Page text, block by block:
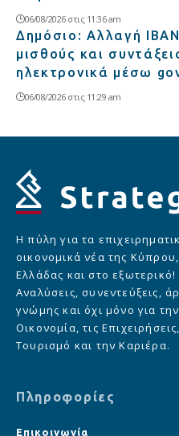
06/08/2026 στις 11:36 am
Δημόσιο: Αλλαγή
μισθούς και
ηλεκτρονικά μέσω
06/08/2026 στις 11:29 am
Η πύλη για τα
οικονομικά νέα της
Ελλάδας και στο εξωτερικό!
Αναλύσεις, συνεντεύξεις,
γνώμης και όχι μόνο για την
Οικονομία, τις
Τουρισμό και την Καριέρα.
Πληροφορίες
Επικοινωνία